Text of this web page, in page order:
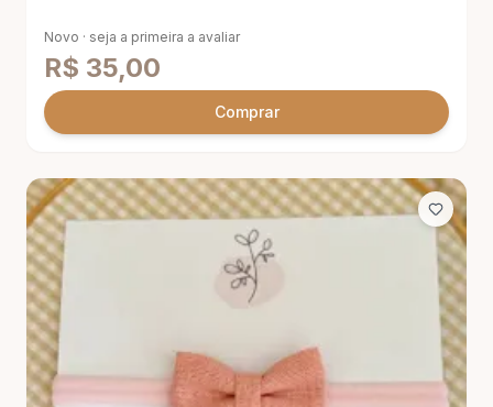
Novo · seja a primeira a avaliar
R$ 35,00
Comprar